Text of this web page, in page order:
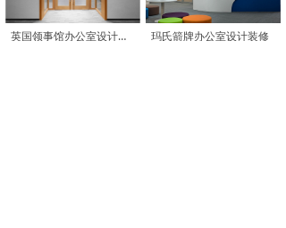
英国领事馆办公室设计装修 玛氏箭牌办公室设计装修